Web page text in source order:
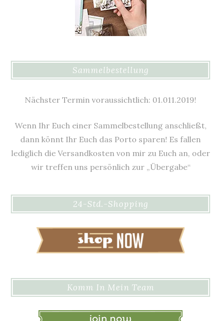
Sammelbestellung
Nächster Termin voraussichtlich: 01.011.2019!
Wenn Ihr Euch einer Sammelbestellung anschließt,
dann könnt Ihr Euch das Porto sparen! Es fallen
lediglich die Versandkosten von mir zu Euch an, oder
wir treffen uns persönlich zur „Übergabe“
24-Std.-Shopping
Komm In Mein Team